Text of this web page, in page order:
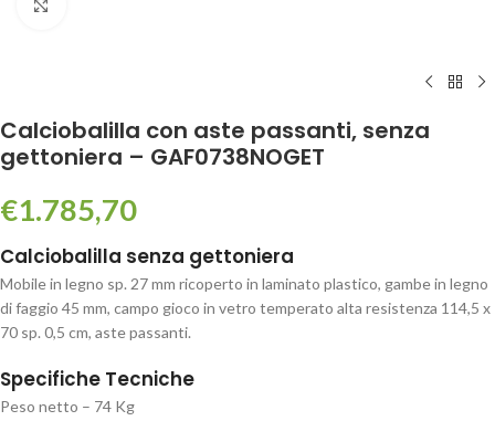
Calciobalilla con aste passanti, senza
gettoniera – GAF0738NOGET
€1.785,70
Calciobalilla senza gettoniera
Mobile in legno sp. 27 mm ricoperto in laminato plastico, gambe in legno
di faggio 45 mm, campo gioco in vetro temperato alta resistenza 114,5 x
70 sp. 0,5 cm, aste passanti.
Specifiche Tecniche
Peso netto – 74 Kg